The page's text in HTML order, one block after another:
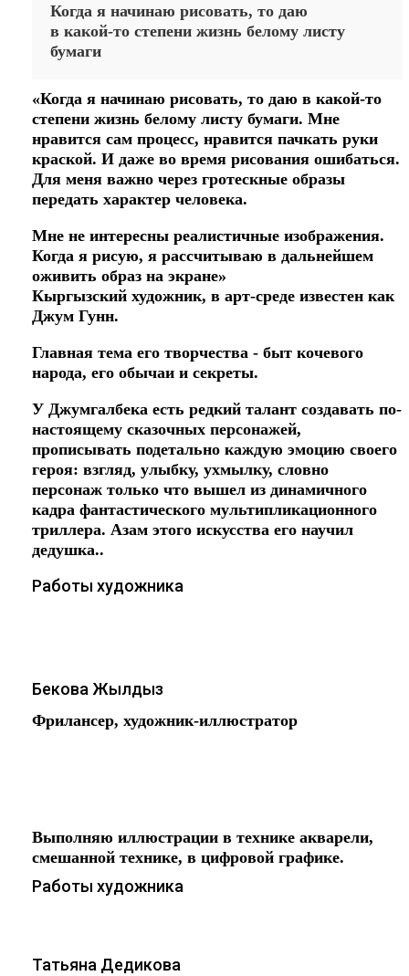
Когда я начинаю рисовать, то даю
в какой-то степени жизнь белому листу
бумаги
«Когда я начинаю рисовать, то даю в какой-то
степени жизнь белому листу бумаги. Мне
нравится сам процесс, нравится пачкать руки
краской. И даже во время рисования ошибаться.
Для меня важно через гротескные образы
передать характер человека.
Мне не интересны реалистичные изображения.
Когда я рисую, я рассчитываю в дальнейшем
оживить образ на экране»
Кыргызский художник, в арт-среде известен как
Джум Гунн.
Главная тема его творчества - быт кочевого
народа, его обычаи и секреты.
У Джумгалбека есть редкий талант создавать по-
настоящему сказочных персонажей,
прописывать подетально каждую эмоцию своего
героя: взгляд, улыбку, ухмылку, словно
персонаж только что вышел из динамичного
кадра фантастического мультипликационного
триллера. Азам этого искусства его научил
дедушка..
Работы художника
Бекова Жылдыз
Фрилансер, художник-иллюстратор
Выполняю иллюстрации в технике акварели,
смешанной технике, в цифровой графике.
Работы художника
Татьяна Дедикова